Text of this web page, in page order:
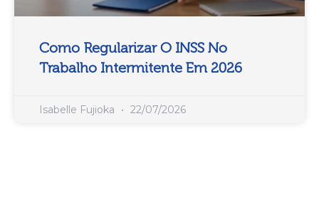
Como Regularizar O INSS No
Trabalho Intermitente Em 2026
Isabelle Fujioka 22/07/2026